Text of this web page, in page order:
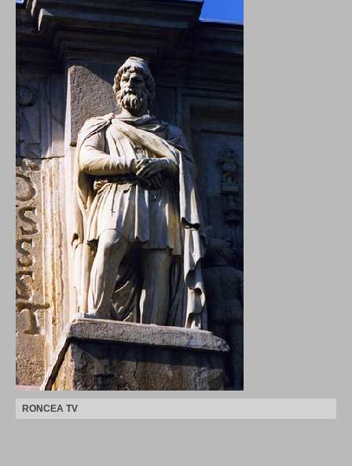
RONCEA TV